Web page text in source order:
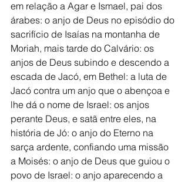
em relação a Agar e Ismael, pai dos
árabes: o anjo de Deus no episódio do
sacrifício de Isaías na montanha de
Moriah, mais tarde do Calvário: os
anjos de Deus subindo e descendo a
escada de Jacó, em Bethel: a luta de
Jacó contra um anjo que o abençoa e
lhe dá o nome de Israel: os anjos
perante Deus, e satã entre eles, na
história de Jó: o anjo do Eterno na
sarça ardente, confiando uma missão
a Moisés: o anjo de Deus que guiou o
povo de Israel: o anjo aparecendo a